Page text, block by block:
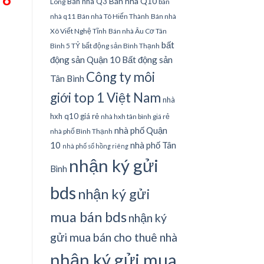
nhà q11 Bán nhà Tô Hiến Thành Bán nhà
Xô Viết Nghệ Tĩnh Bán nhà Âu Cơ Tân
Bình 5 TỶ bất động sản Bình Thạnh bất
động sản Quận 10 Bất động sản
Tân Bình Công ty môi
giới top 1 Việt Nam nhà
hxh q10 giá rẻ nhà hxh tân bình giá rẻ
nhà phố Bình Thạnh nhà phố Quận
10 nhà phố sổ hồng riêng nhà phố Tân
Bình nhận ký gửi
bds nhận ký gửi
mua bán bdsnhận ký
gửi mua bán cho thuê nhà
nhận ký gửi mua